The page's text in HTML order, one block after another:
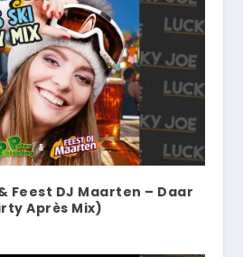
Feest DJ Maarten – Daar
Après Mix)